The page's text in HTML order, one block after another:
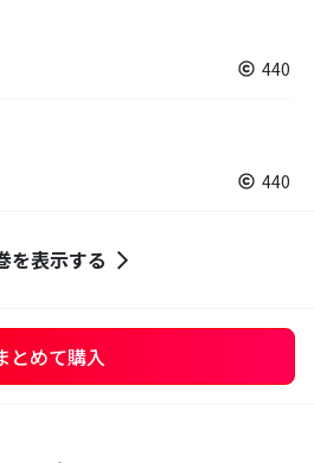
440
440
を表示する
とめて購入